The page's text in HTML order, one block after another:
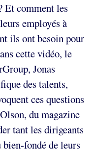
Et comment les
employés à
ils ont besoin pour
cette vidéo, le
Jonas
des talents,
ces questions
du magazine
tant les dirigeants
bien-fondé de leurs